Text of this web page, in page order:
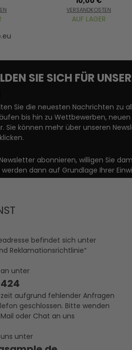
VERSANDKOSTEN
AUF LAGER
SIE SICH FÜR
Sie die neuesten Nachrichten zu
bis hin zu Wettbewerben,
Sie können mehr über unseren
klicken.
abonnieren, willigen Sie
dann auf Grundlage Ihrer
befindet sich unter
Reklamationsrichtlinie“
an unter
aufgrund fehlender Anfragen
geschlossen. Bitte wenden
oder Chat an uns
unter